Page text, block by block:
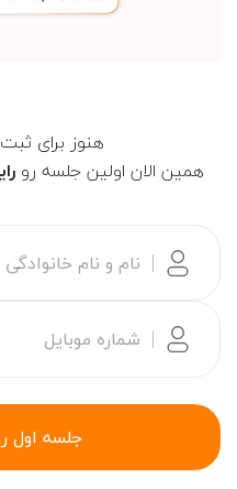
۰۵:۰۰
هنوز برای ثبت
همین الان اولین جلسه رو
نام و نام خانوادگی
شماره موبایل
جلسه اول
۰۵:۰۰